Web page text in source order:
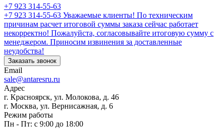
+7 923 314-55-63
+7 923 314-55-63 Уважаемые клиенты! По техническим
причинам расчет итоговой суммы заказа сейчас работает
некорректно! Пожалуйста, согласовывайте итоговую сумму с
менеджером. Приносим извинения за доставленные
неудобства!
Заказать звонок
Email
sale@antaresru.ru
Адрес
г. Красноярск, ул. Молокова, д. 46
г. Москва, ул. Вернисажная, д. 6
Режим работы
Пн - Пт: с 9:00 до 18:00